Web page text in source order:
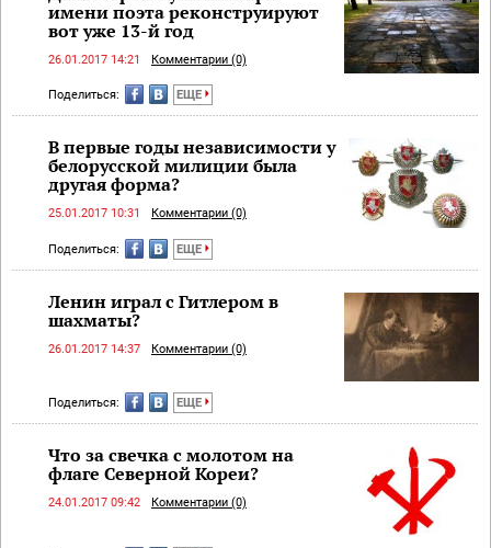
имени поэта реконструируют
вот уже 13-й год
26.01.2017 14:21 Комментарии (0)
Поделиться: ЕЩЕ
В первые годы независимости у
белорусской милиции была
другая форма?
25.01.2017 10:31 Комментарии (0)
Поделиться: ЕЩЕ
Ленин играл с Гитлером в
шахматы?
26.01.2017 14:37 Комментарии (0)
Поделиться: ЕЩЕ
Что за свечка с молотом на
флаге Северной Кореи?
24.01.2017 09:42 Комментарии (0)